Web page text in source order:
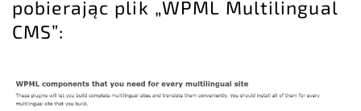
pobierając plik „WPML Multilingual
CMS”: